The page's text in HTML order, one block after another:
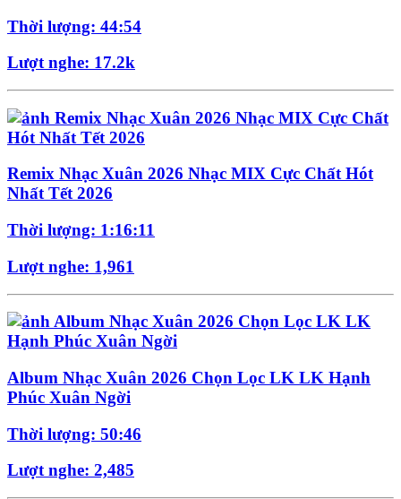
Thời lượng: 44:54
Lượt nghe: 17.2k
Remix Nhạc Xuân 2026 Nhạc MIX Cực Chất Hót
Nhất Tết 2026
Thời lượng: 1:16:11
Lượt nghe: 1,961
Album Nhạc Xuân 2026 Chọn Lọc LK LK Hạnh
Phúc Xuân Ngời
Thời lượng: 50:46
Lượt nghe: 2,485